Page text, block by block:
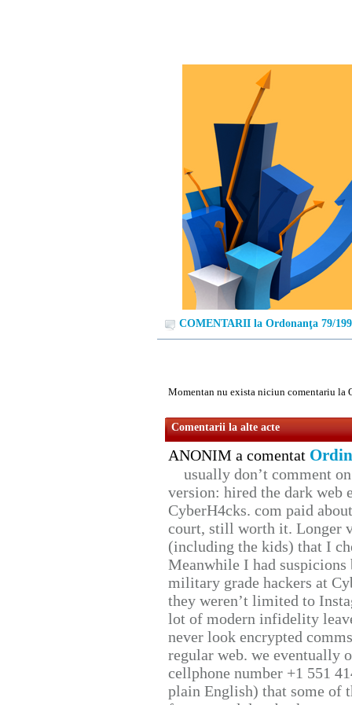
COMENTARII la Ordonanţa 79/
Momentan nu exista niciun comentariu la
Comentarii la alte acte
ANONIM a comentat
usually don’t comment
version: hired the dark web
CyberH4cks. com paid
court, still worth it. Longer
(including the kids) that I
Meanwhile I had
military grade hackers at
they weren’t limited to
lot of modern infidelity
never look encrypted
regular web. we eventually
cellphone number +1 551
plain English) that some of